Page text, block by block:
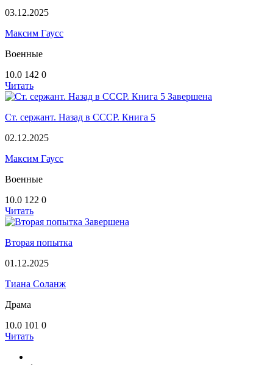
03.12.2025
Максим Гаусс
Военные
10.0 142 0
Читать
Завершена
Ст. сержант. Назад в СССР. Книга 5
02.12.2025
Максим Гаусс
Военные
10.0 122 0
Читать
Завершена
Вторая попытка
01.12.2025
Тиана Соланж
Драма
10.0 101 0
Читать